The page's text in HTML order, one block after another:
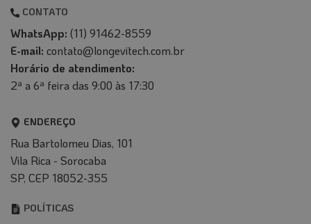
CONTATO
WhatsApp: (11) 91462-8559
E-mail: contato@longevitech.com.br
Horário de atendimento:
2ª a 6ª feira das 9:00 às 17:30
ENDEREÇO
Rua Bartolomeu Dias, 101
Vila Rica - Sorocaba
SP, CEP 18052-355
POLÍTICAS